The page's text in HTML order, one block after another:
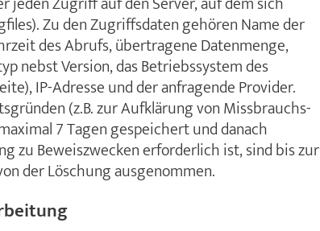
Zu den Zugriffsdaten gehören Name der
des Abrufs, übertragene Datenmenge,
nebst Version, das Betriebssystem des
IP-Adresse und der anfragende Provider.
(z.B. zur Aufklärung von Missbrauchs-
7 Tagen gespeichert und danach
zu Beweiszwecken erforderlich ist, sind bis zur
der Löschung ausgenommen.